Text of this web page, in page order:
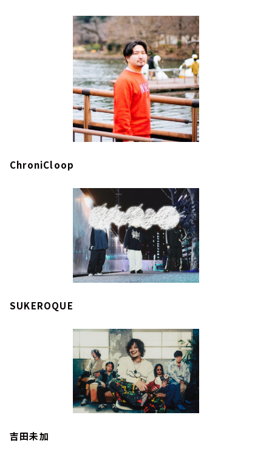
ChroniCloop
SUKEROQUE
吉田未加